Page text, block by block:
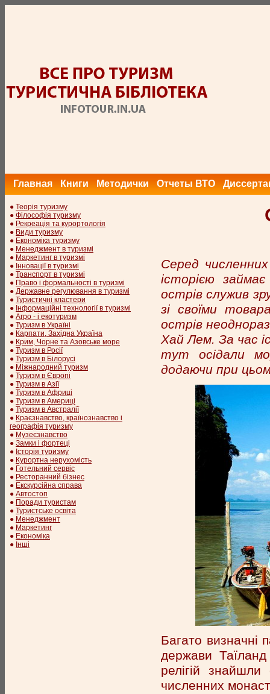
Главная Книги Методички Отчеты ВТО
● Теорія туризму
● Філософія туризму
● Рекреація та курортологія
● Види туризму
● Економіка туризму
● Менеджмент в туризмі
● Маркетинг в туризмі
● Інновації в туризмі
● Транспорт в туризмі
● Право і формальності в туризмі
● Державне регулювання в туризмі
● Туристичні кластери
● Інформаційні технології в туризмі
● Агро - і екотуризм
● Туризм в Україні
● Карпати, Західна Україна
● Крим, Чорне та Азовське море
● Туризм в Росії
● Туризм в Білорусі
● Міжнародний туризм
● Туризм в Європі
● Туризм в Азії
● Туризм в Африці
● Туризм в Америці
● Туризм в Австралії
● Краєзнавство, країнознавство і
географія туризму
● Музеєзнавство
● Замки і фортеці
● Історія туризму
● Курортна нерухомість
● Готельний сервіс
● Ресторанний бізнес
● Екскурсійна справа
● Автостоп
● Поради туристам
● Туристське освіта
● Менеджмент
● Маркетинг
● Економіка
● Інші
Серед
історією
острів служив
зі своїми
острів
Хай Лем. За час
тут осідали
додаючи при
Багато визначні
держави
релігій
численних